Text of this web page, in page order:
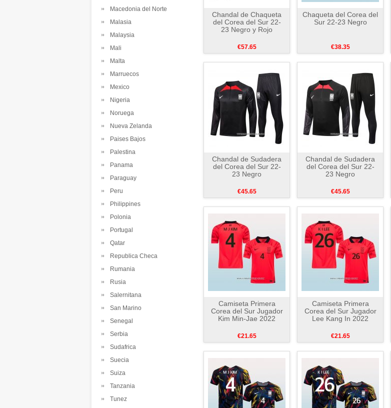
Macedonia del Norte
Malasia
Malaysia
Mali
Malta
Marruecos
Mexico
Nigeria
Noruega
Nueva Zelanda
Paises Bajos
Palestina
Panama
Paraguay
Peru
Philippines
Polonia
Portugal
Qatar
Republica Checa
Rumania
Rusia
Salernitana
San Marino
Senegal
Serbia
Sudafrica
Suecia
Suiza
Tanzania
Tunez
Chandal de Chaqueta
del Corea del Sur 22-
23 Negro y Rojo
€57.65
Chaqueta del Corea del
Sur 22-23 Negro
€38.35
Chandal de Sudadera
del Corea del Sur 22-
23 Negro
€45.65
Chandal de Sudadera
del Corea del Sur 22-
23 Negro
€45.65
Camiseta Primera
Corea del Sur Jugador
Kim Min-Jae 2022
€21.65
Camiseta Primera
Corea del Sur Jugador
Lee Kang In 2022
€21.65